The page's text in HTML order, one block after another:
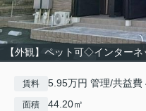
【外観】ペット可◇インター
賃料 5.95万円 管理/共益費
面積 44.20㎡